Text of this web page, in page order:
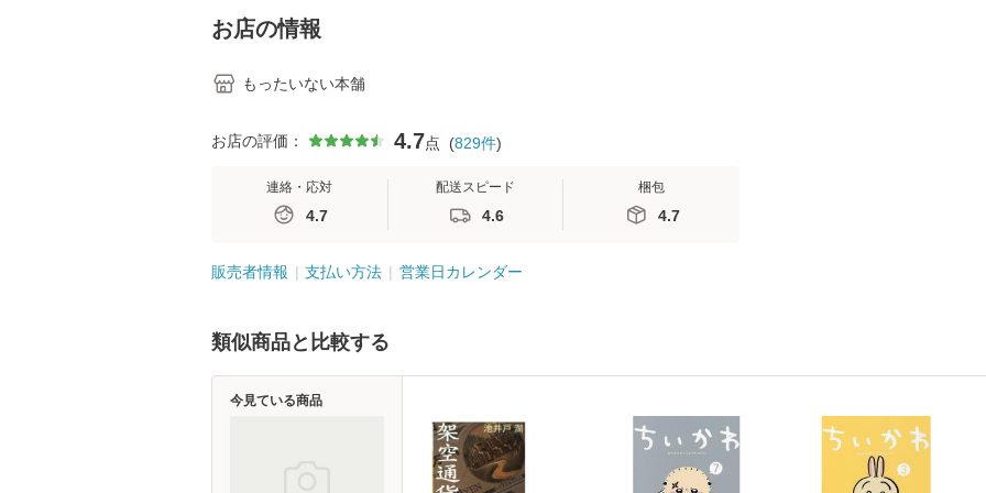
お店の情報
もったいない本舗
お店の評価： 4.7点 (829件)
連絡・応対
4.7
配送スピード
4.6
梱包
4.7
販売者情報 支払い方法 営業日カレンダー
類似商品と比較する
今見ている商品